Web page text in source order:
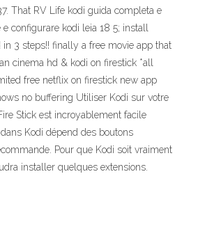
That RV Life kodi guida completa e
configurare kodi leia 18 5; install
in 3 steps!! finally a free movie app that
cinema hd & kodi on firestick *all
free netflix on firestick new app
no buffering Utiliser Kodi sur votre
Stick est incroyablement facile
Kodi dépend des boutons
Pour que Kodi soit vraiment
installer quelques extensions.